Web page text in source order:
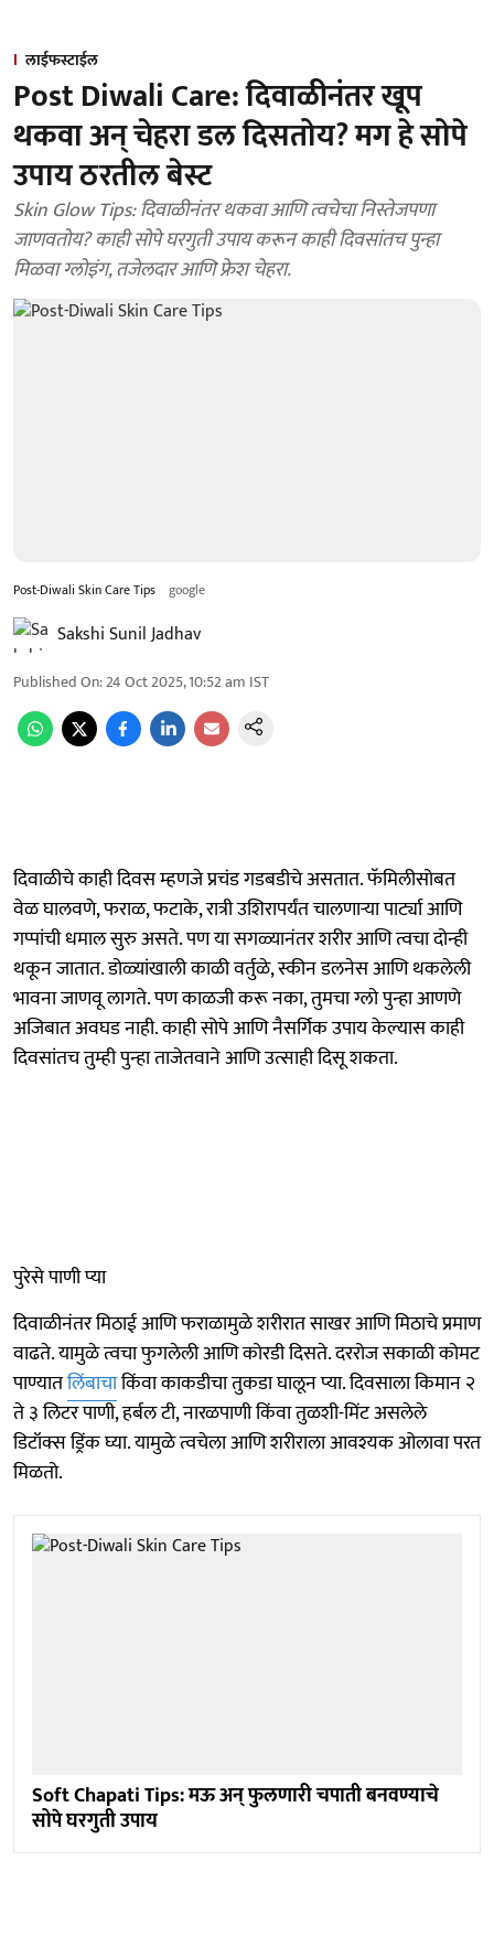
लाईफस्टाईल
Post Diwali Care: दिवाळीनंतर खूप
थकवा अन् चेहरा डल दिसतोय? मग हे सोपे
उपाय ठरतील बेस्ट
Skin Glow Tips: दिवाळीनंतर थकवा आणि त्वचेचा निस्तेजपणा
जाणवतोय? काही सोपे घरगुती उपाय करून काही दिवसांतच पुन्हा
मिळवा ग्लोइंग, तजेलदार आणि फ्रेश चेहरा.
Post-Diwali Skin Care Tips google
Sakshi Sunil Jadhav
Published On:24 Oct 2025, 10:52 am IST
दिवाळीचे काही दिवस म्हणजे प्रचंड गडबडीचे असतात. फॅमिलीसोबत
वेळ घालवणे, फराळ, फटाके, रात्री उशिरापर्यंत चालणाऱ्या पार्ट्या आणि
गप्पांची धमाल सुरु असते. पण या सगळ्यानंतर शरीर आणि त्वचा दोन्ही
थकून जातात. डोळ्यांखाली काळी वर्तुळे, स्कीन डलनेस आणि थकलेली
भावना जाणवू लागते. पण काळजी करू नका, तुमचा ग्लो पुन्हा आणणे
अजिबात अवघड नाही. काही सोपे आणि नैसर्गिक उपाय केल्यास काही
दिवसांतच तुम्ही पुन्हा ताजेतवाने आणि उत्साही दिसू शकता.
पुरेसे पाणी प्या
दिवाळीनंतर मिठाई आणि फराळामुळे शरीरात साखर आणि मिठाचे प्रमाण
वाढते. यामुळे त्वचा फुगलेली आणि कोरडी दिसते. दररोज सकाळी कोमट
पाण्यातलिंबाचाकिंवा काकडीचा तुकडा घालून प्या. दिवसाला किमान २
ते ३ लिटर पाणी, हर्बल टी, नारळपाणी किंवा तुळशी-मिंट असलेले
डिटॉक्स ड्रिंक घ्या. यामुळे त्वचेला आणि शरीराला आवश्यक ओलावा परत
मिळतो.
Soft Chapati Tips: मऊ अन् फुलणारी चपाती बनवण्याचे
सोपे घरगुती उपाय